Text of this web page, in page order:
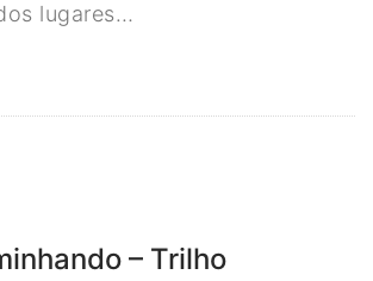
lugares…
– Trilho